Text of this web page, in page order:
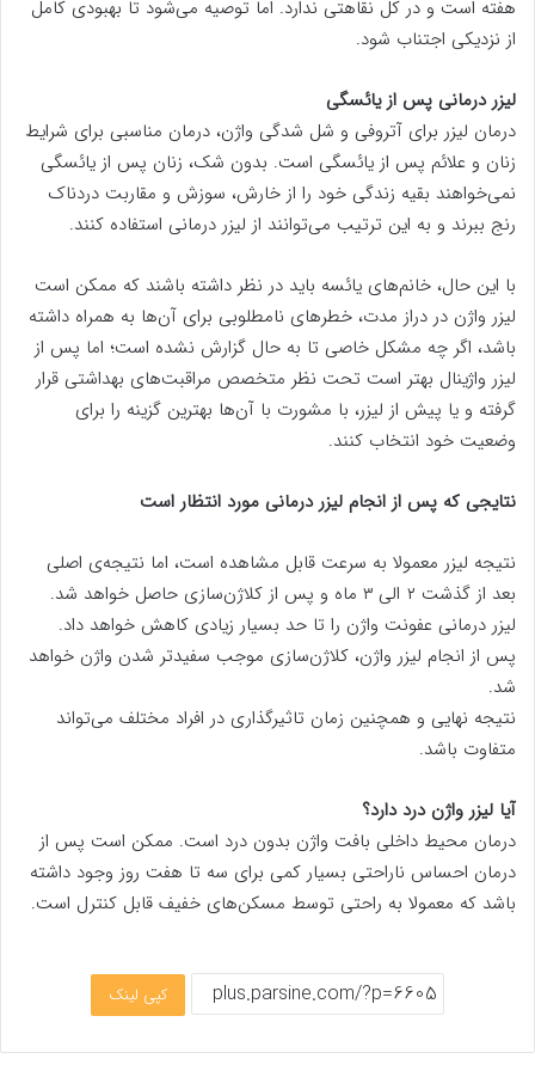
هفته است و در کل نقاهتی ندارد. اما توصیه می‌شود تا بهبودی کامل
از نزدیکی اجتناب شود.
لیزر درمانی پس از یائسگی
درمان لیزر برای آتروفی و شل شدگی واژن، درمان مناسبی برای شرایط
زنان و علائم پس از یائسگی است. بدون شک، زنان پس از یائسگی
نمی‌خواهند بقیه زندگی خود را از خارش، سوزش و مقاربت دردناک
رنج ببرند و به این ترتیب می‌توانند از لیزر درمانی استفاده کنند.
با این حال، خانم‌های یائسه باید در نظر داشته باشند که ممکن است
لیزر واژن در دراز مدت، خطر‌های نامطلوبی برای آن‌ها به همراه داشته
باشد، اگر چه مشکل خاصی تا به حال گزارش نشده است؛ اما پس از
لیزر واژینال بهتر است تحت نظر متخصص مراقبت‌های بهداشتی قرار
گرفته و یا پیش از لیزر، با مشورت با آن‌ها بهترین گزینه را برای
وضعیت خود انتخاب کنند.
نتایجی که پس از انجام لیزر درمانی مورد انتظار است
نتیجه لیزر معمولا به سرعت قابل مشاهده است، اما نتیجه‌ی اصلی
بعد از گذشت ۲ الی ۳ ماه و پس از کلاژن‌سازی حاصل خواهد شد.
لیزر درمانی عفونت واژن را تا حد بسیار زیادی کاهش خواهد داد.
پس از انجام لیزر واژن، کلاژن‌سازی موجب سفیدتر شدن واژن خواهد
شد.
نتیجه نهایی و همچنین زمان تاثیرگذاری در افراد مختلف می‌تواند
متفاوت باشد.
آیا لیزر واژن درد دارد؟
درمان محیط داخلی بافت واژن بدون درد است. ممکن است پس از
درمان احساس ناراحتی بسیار کمی برای سه تا هفت روز وجود داشته
باشد که معمولا به راحتی توسط مسکن‌های خفیف قابل کنترل است.
کپی لینک